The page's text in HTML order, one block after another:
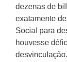
dezenas de
exatamente
Social para
houvesse